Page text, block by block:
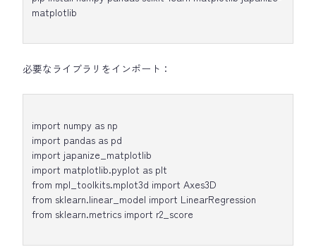
matplotlib
必要なライブラリをインポート：
import numpy as np
import pandas as pd
import japanize_matplotlib
import matplotlib.pyplot as plt
from mpl_toolkits.mplot3d import Axes3D
from sklearn.linear_model import LinearRegression
from sklearn.metrics import r2_score